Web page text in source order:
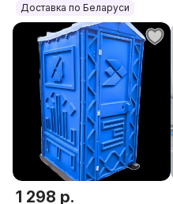
Доставка по Беларуси
1 298 р.